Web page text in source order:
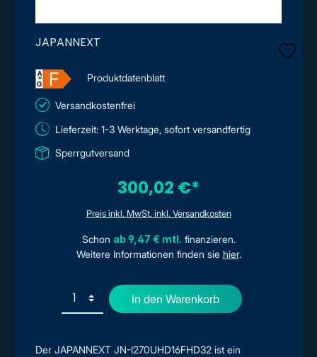
JAPANNEXT
Der JAPANNEXT JN-I270UHD16FHD32 ist ein
F
A
↑
G
Produktdatenblatt
Versandkostenfrei
Lieferzeit: 1-3 Werktage, sofort versandfertig
Sperrgutversand
300,02 €*
Preis inkl. MwSt. inkl. Versandkosten
Schon ab 9,47 € mtl. finanzieren.
Weitere Informationen finden sie hier.
In den Warenkorb